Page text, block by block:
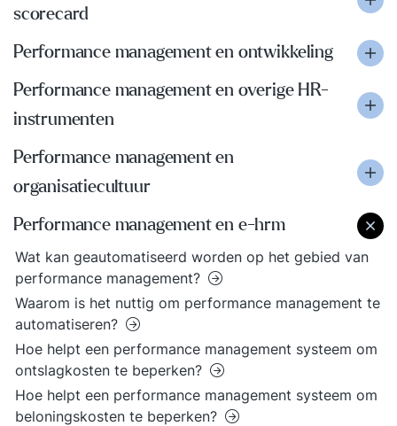
scorecard
Performance management en ontwikkeling
Performance management en overige HR-
instrumenten
Performance management en
organisatiecultuur
Performance management en e-hrm
Wat kan geautomatiseerd worden op het gebied van
performance management?
Waarom is het nuttig om performance management te
automatiseren?
Hoe helpt een performance management systeem om
ontslagkosten te beperken?
Hoe helpt een performance management systeem om
beloningskosten te beperken?